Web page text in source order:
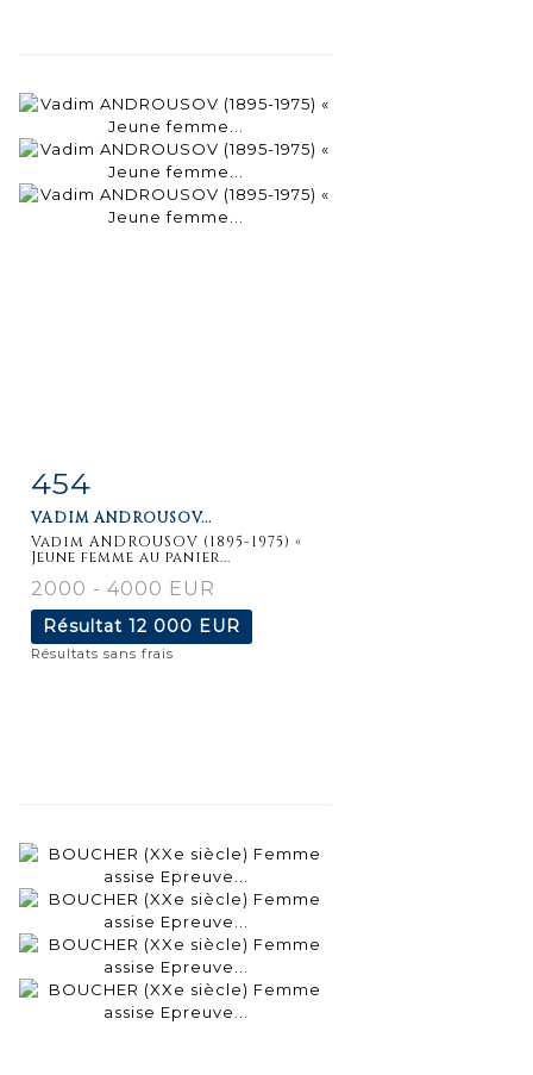
Fiche
détaillée
454
VADIM ANDROUSOV...
Vadim ANDROUSOV (1895-1975) «
Jeune femme au panier...
2000 - 4000 EUR
Résultat 12 000 EUR
Résultats sans frais